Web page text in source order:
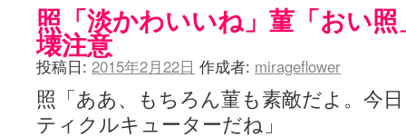
Ethanの色々ゆるじゃん不敗神話 - 咲-Saki- / 哲学的に考えてみる園城
幸咲良し / コメ返しその他
咲の仮blog / 和ちゃん
もれ日和 / 一ちゃんのフィギュアと聞いたので (08:30)
読んだらそのままトイレで流して / 【今週の末原ちゃん】咲-Saki-
世紀末麻雀ブログ-じゃんキチ！ / 【咲-saki-】穏乃の良さを俺が「あ
すばらな人生 / 全国編終了！ ところで、すばら先輩はどれくらい出
照「淡かわいいね」菫「おい
壊注意
投稿日: 2015年2月22日 作成者: mirageflower
照「ああ、もちろん菫も素敵だよ。今
ティクルキューターだね」